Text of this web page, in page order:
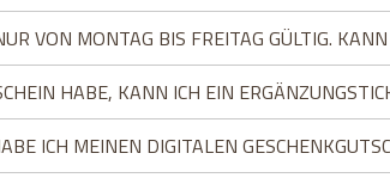
VON MONTAG BIS FREITAG GÜLTIG.
HABE, KANN ICH EIN
ICH MEINEN DIGITALEN